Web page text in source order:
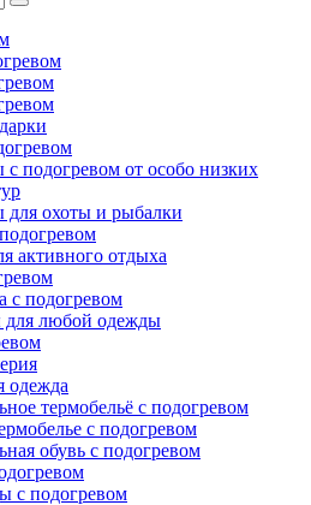
подогревом от особо низких
охоты и рыбалки
активного отдыха
с подогревом
любой одежды
одежда
термобельё с подогревом
с подогревом
обувь с подогревом
с подогревом